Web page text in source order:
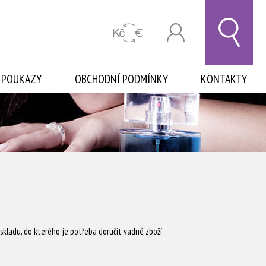
OBCHODNÍ PODMÍNKY KONTAKTY
do kterého je potřeba doručit vadné zboží.